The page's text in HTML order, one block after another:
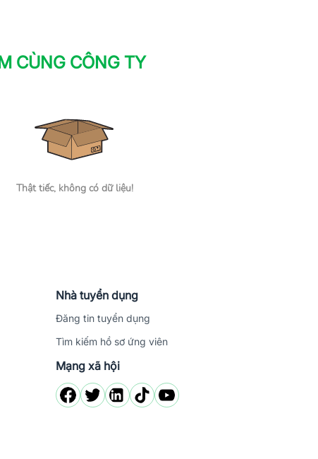
CÙNG CÔNG TY
Thật tiếc, không có dữ liệu!
Nhà tuyển dụng
Đăng tin tuyển dụng
Tìm kiếm hồ sơ ứng viên
Mạng xã hội